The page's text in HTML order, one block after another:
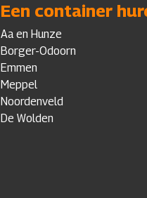
Een container
Aa en Hunze
Borger-Odoorn
Emmen
Meppel
Noordenveld
De Wolden